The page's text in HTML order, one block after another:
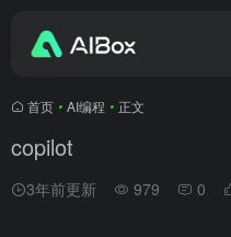
首页 • AI编程 • 正文
copilot
3年前更新 979 0